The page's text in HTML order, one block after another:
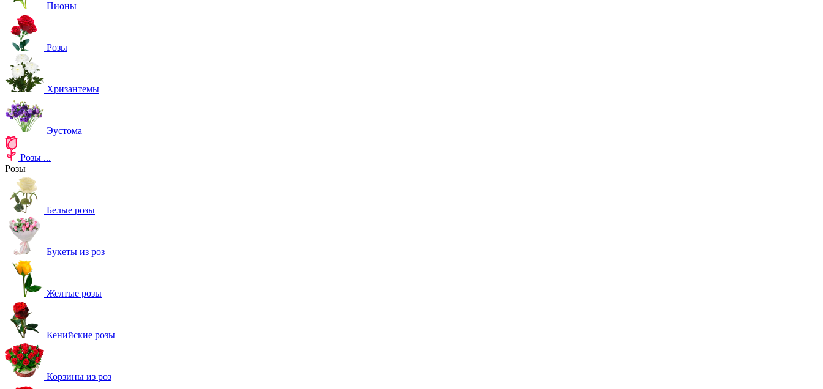
Пионы
Розы
Хризантемы
Эустома
Розы ...
Розы
Белые розы
Букеты из роз
Желтые розы
Кенийские розы
Корзины из роз